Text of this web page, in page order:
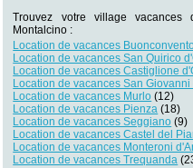
Trouvez votre village
Montalcino :
Location de vacances
Location de vacances San Quirico
Location de vacances Castiglione
Location de vacances San Giovanni
Location de vacances Murlo (12)
Location de vacances Pienza (18)
Location de vacances Seggiano (9)
Location de vacances Castel del
Location de vacances Monteroni
Location de vacances Trequanda